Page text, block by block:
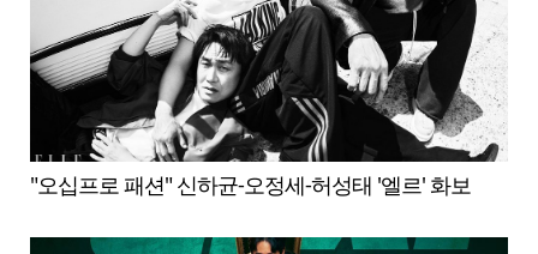
"오십프로 패션" 신하균-오정세-허성태 '엘르' 화보